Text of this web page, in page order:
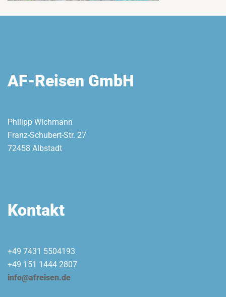
AF-Reisen GmbH
Philipp Wichmann
Franz-Schubert-Str. 27
72458 Albstadt
Kontakt
+49 7431 5504193
+49 151 1444 2807
info@afreisen.de